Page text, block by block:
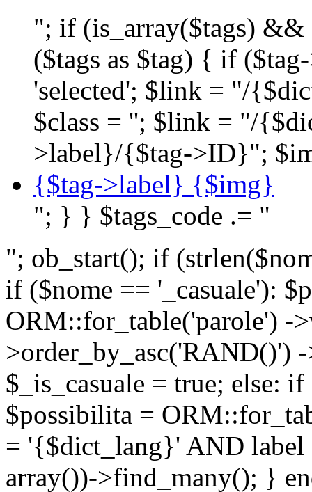
"; if (is_array($tags) &&
($tags as $tag) { if
'selected'; $link = "/
$class = ''; $link = "/
>label}/{$tag->ID}";
{$tag->label} {$img}
"; } } $tags_code .= "
"; ob_start(); if
if ($nome == '_casuale'):
ORM::for_table('parole') -
>order_by_asc('RAND()')
$_is_casuale = true; else:
$possibilita =
= '{$dict_lang}' AND
array())->find_many(); }